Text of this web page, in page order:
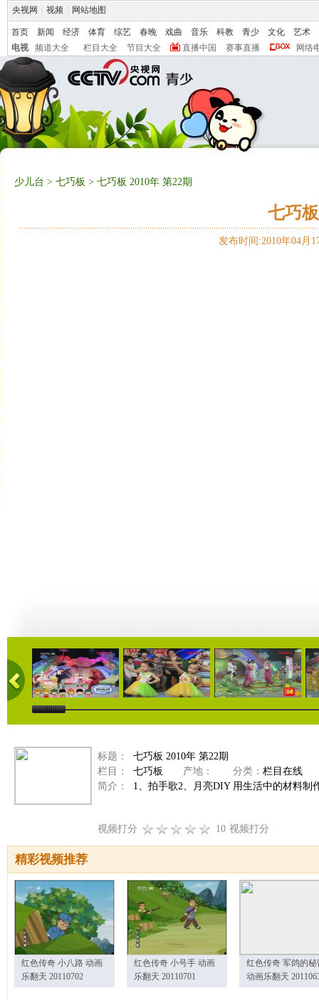
央视网 视频 网站地图
首页 新闻 经济 体育 综艺 春晚 戏曲 音乐 科教 青少 文化
艺术
电视
频道大全 栏目大全 节目大全 直播中国 赛事直播 网络
少儿台 > 七巧板 > 七巧板 2010年 第22期
七巧
发布时间:2010年04月
04:26 01:15 02:56
标题：
七巧板 2010年 第22期
栏目：
七巧板 产地： 分类： 栏目在线
简介：
1、拍手歌2、月亮DIY 用生活中的材料制
视频打分 10 视频打分
精彩视频推荐
红色传奇 小八路 动画
乐翻天 20110702
红色传奇 小号手 动画
乐翻天 20110701
红色传奇 军鸽的秘
动画乐翻天